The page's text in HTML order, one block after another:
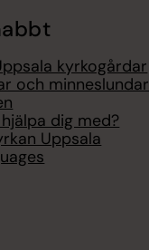
kyrkogårdar
och minneslundar
dig med?
Uppsala